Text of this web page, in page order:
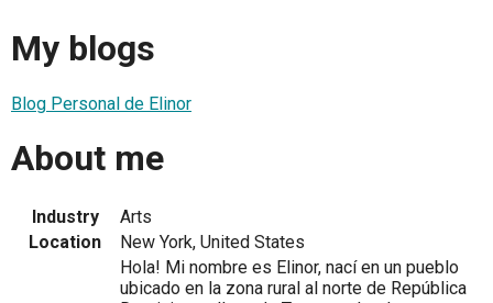
My blogs
Blog Personal de Elinor
About me
Industry
Arts
Location
New York, United States
Hola! Mi nombre es Elinor, nací en un pueblo
ubicado en la zona rural al norte de República